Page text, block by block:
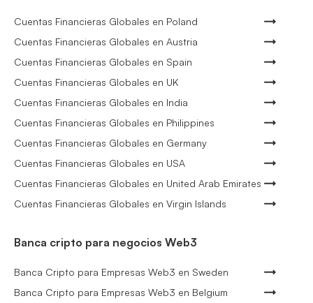
Cuentas Financieras Globales en Poland
Cuentas Financieras Globales en Austria
Cuentas Financieras Globales en Spain
Cuentas Financieras Globales en UK
Cuentas Financieras Globales en India
Cuentas Financieras Globales en Philippines
Cuentas Financieras Globales en Germany
Cuentas Financieras Globales en USA
Cuentas Financieras Globales en United Arab Emirates
Cuentas Financieras Globales en Virgin Islands
Banca cripto para negocios Web3
Banca Cripto para Empresas Web3 en Sweden
Banca Cripto para Empresas Web3 en Belgium